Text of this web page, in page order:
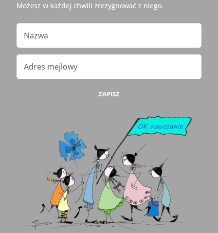
Możesz w każdej chwili zrezygnować z niego.
ZAPISZ